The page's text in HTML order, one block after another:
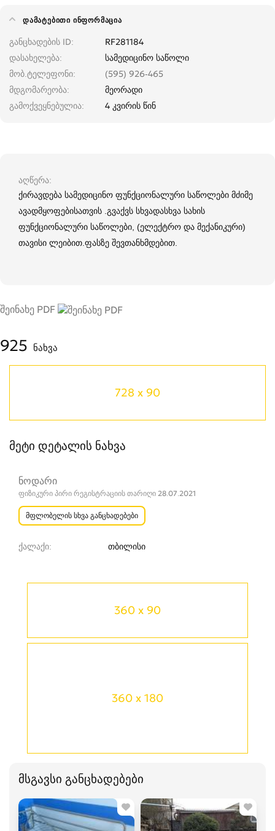
360 x 90
360 x 180
მსგავსი განცხადებები
ᲓᲐᲛᲐᲢᲔᲑᲘᲗᲘ ᲘᲜᲤᲝᲠᲛᲐᲪᲘᲐ
განცხადების ID
RF281184
დასახელება
სამედიცინო საწოლი
მობ.ტელეფონი
(595) 926-465
მდგომარეობა
მეორადი
გამოქვეყნებულია
4 კვირის წინ
აღწერა
ქირავდება სამედიცინო ფუნქციონალური საწოლები მძიმე
ავადმყოფებისათვის .გვაქვს სხვადასხვა სახის
ფუნქციონალური საწოლები, (ელექტრო და მექანიკური)
თავისი ლეიბით.ფასზე შევთანხმდებით.
შეინახე PDF
925 ნახვა
728 x 90
მეტი დეტალის ნახვა
ნოდარი
ფიზიკური პირი რეგისტრაციის თარიღი 28.07.2021
მფლობელის სხვა განცხადებები
ქალაქი თბილისი